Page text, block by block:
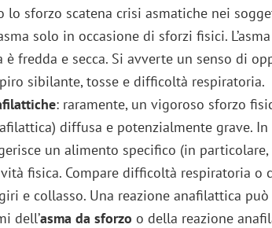
lo sforzo scatena crisi asmatiche nei
solo in occasione di sforzi fisici.
è fredda e secca. Si avverte un senso di
sibilante, tosse e difficoltà respiratoria.
: raramente, un vigoroso sforzo
diffusa e potenzialmente grave.
un alimento specifico (in
fisica. Compare difficoltà respiratoria o
e collasso. Una reazione anafilattica
dell’asma da sforzo o della reazione